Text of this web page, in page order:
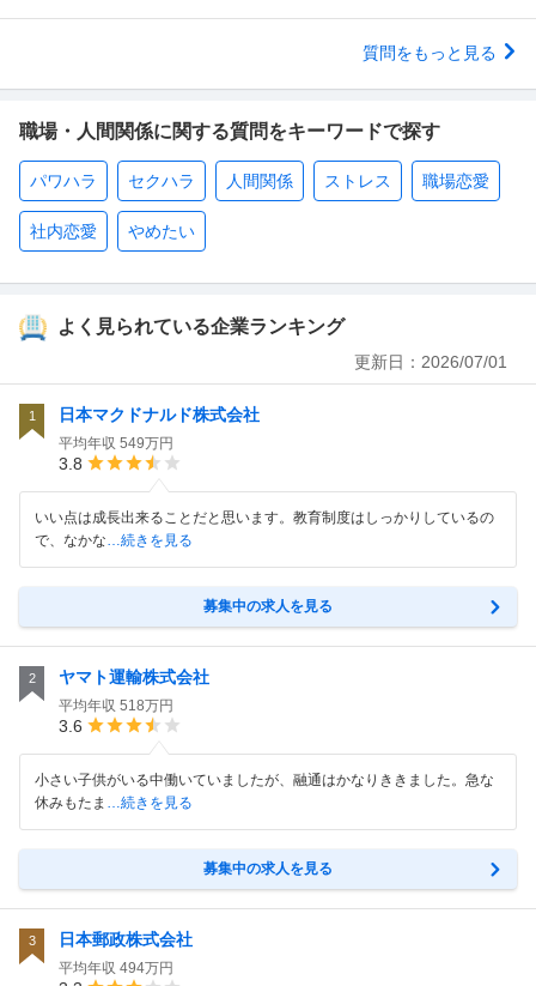
質問をもっと見る
職場・人間関係に関する質問をキーワードで探す
パワハラ セクハラ 人間関係 ストレス 職場恋愛
社内恋愛 やめたい
よく見られている企業ランキング
更新日： 2026/07/01
1 日本マクドナルド株式会社
平均年収 549万円
3.8
いい点は成長出来ることだと思います。教育制度はしっかりしているの
で、なかな…続きを見る
募集中の求人を見る
2 ヤマト運輸株式会社
平均年収 518万円
3.6
小さい子供がいる中働いていましたが、融通はかなりききました。急な
休みもたま …続きを見る
募集中の求人を見る
3 日本郵政株式会社
平均年収 494万円